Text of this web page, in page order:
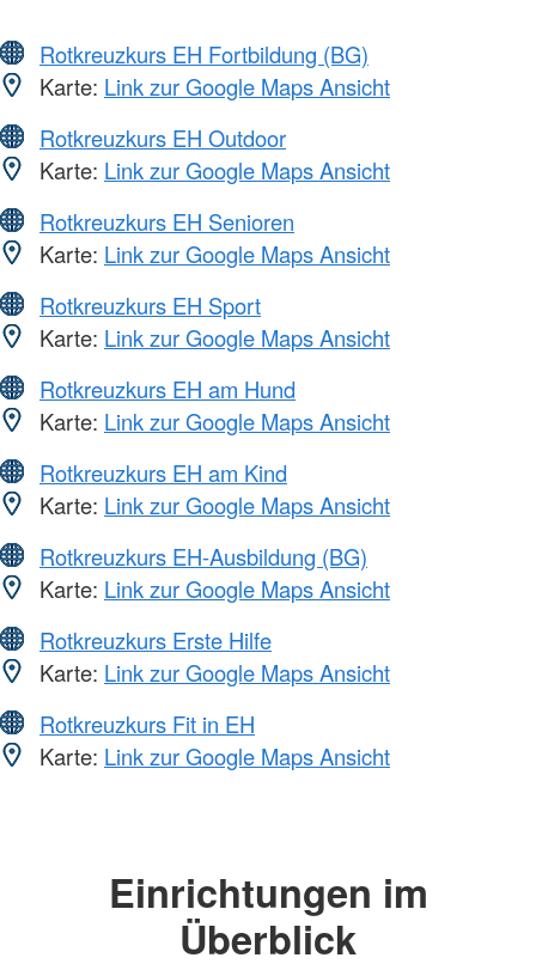
Rotkreuzkurs EH Fortbildung (BG)
Karte: Link zur Google Maps Ansicht
Rotkreuzkurs EH Outdoor
Karte: Link zur Google Maps Ansicht
Rotkreuzkurs EH Senioren
Karte: Link zur Google Maps Ansicht
Rotkreuzkurs EH Sport
Karte: Link zur Google Maps Ansicht
Rotkreuzkurs EH am Hund
Karte: Link zur Google Maps Ansicht
Rotkreuzkurs EH am Kind
Karte: Link zur Google Maps Ansicht
Rotkreuzkurs EH-Ausbildung (BG)
Karte: Link zur Google Maps Ansicht
Rotkreuzkurs Erste Hilfe
Karte: Link zur Google Maps Ansicht
Rotkreuzkurs Fit in EH
Karte: Link zur Google Maps Ansicht
Einrichtungen im
Überblick